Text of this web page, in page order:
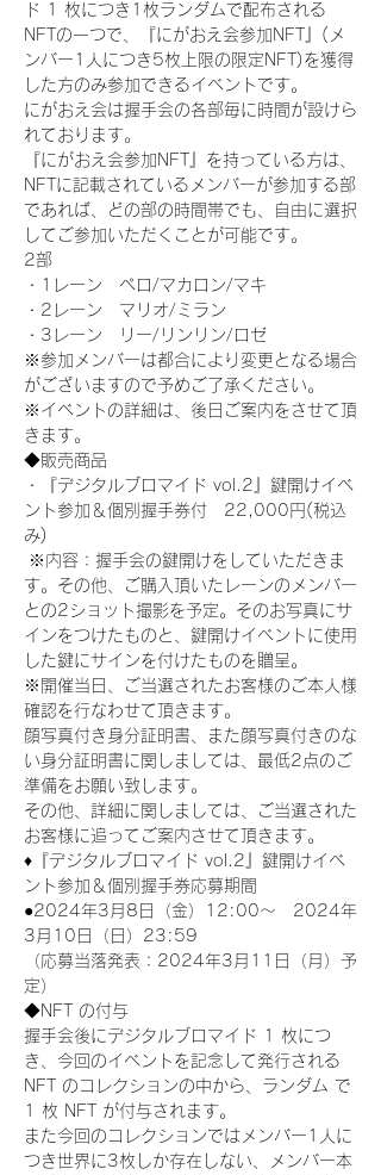
ド 1 枚につき1枚ランダムで配布される
NFTの一つで、『にがおえ会参加NFT』(メ
ンバー1人につき5枚上限の限定NFT)を獲得
した方のみ参加できるイベントです。
にがおえ会は握手会の各部毎に時間が設けら
れております。
『にがおえ会参加NFT』を持っている方は、
NFTに記載されているメンバーが参加する部
であれば、どの部の時間帯でも、自由に選択
してご参加いただくことが可能です。
2部
・1レーン　ペロ/マカロン/マキ
・2レーン　マリオ/ミラン
・3レーン　リー/リンリン/ロゼ
※参加メンバーは都合により変更となる場合
がございますので予めご了承ください。
※イベントの詳細は、後日ご案内をさせて頂
きます。
◆販売商品
・『デジタルブロマイド vol.2』鍵開けイベ
ント参加＆個別握手券付　22,000円(税込
み)
※内容：握手会の鍵開けをしていただきま
す。その他、ご購入頂いたレーンのメンバー
との2ショット撮影を予定。そのお写真にサ
インをつけたものと、鍵開けイベントに使用
した鍵にサインを付けたものを贈呈。
※開催当日、ご当選されたお客様のご本人様
確認を行なわせて頂きます。
顔写真付き身分証明書、また顔写真付きのな
い身分証明書に関しましては、最低2点のご
準備をお願い致します。
その他、詳細に関しましては、ご当選された
お客様に追ってご案内させて頂きます。
♦『デジタルブロマイド vol.2』鍵開けイベ
ント参加＆個別握手券応募期間
●2024年3月8日（金）12:00～　2024年
3月10日（日）23:59
（応募当落発表：2024年3月11日（月）予
定）
◆NFT の付与
握手会後にデジタルブロマイド 1 枚につ
き、今回のイベントを記念して発行される
NFT のコレクションの中から、ランダム で
1 枚 NFT が付与されます。
また今回のコレクションではメンバー1人に
つき世界に3枚しか存在しない、メンバー本